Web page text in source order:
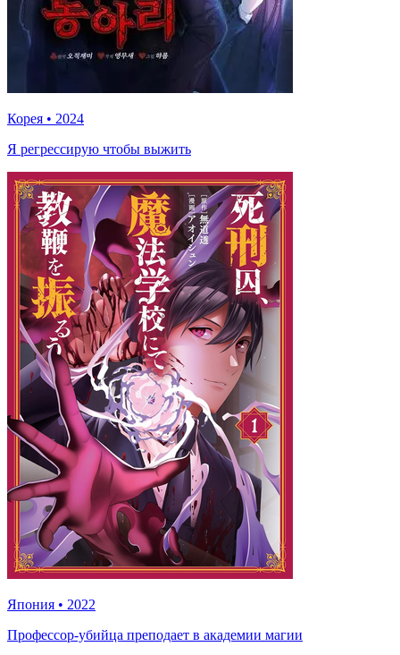
Корея • 2024
Я регрессирую чтобы выжить
Япония • 2022
Профессор-убийца преподает в академии магии